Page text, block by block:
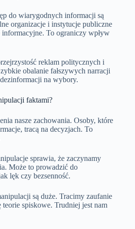
do wiarygodnych informacji są
organizacje i instytucje publiczne
To ograniczy wpływ
reklam politycznych i
obalanie fałszywych narracji
na wybory.
faktami?
nasze zachowania. Osoby, które
tracą na decyzjach. To
sprawia, że zaczynamy
Może to prowadzić do
lęk czy bezsenność.
są duże. Tracimy zaufanie
spiskowe. Trudniej jest nam